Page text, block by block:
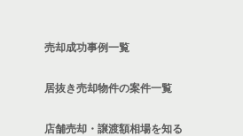
売却成功事例一覧
居抜き売却物件の案件一覧
店舗売却・譲渡額相場を知る